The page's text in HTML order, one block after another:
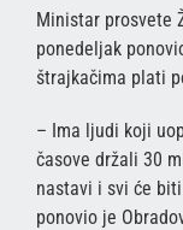
Ministar prosvete
ponedeljak
štrajkačima plati
– Ima ljudi koji
časove držali 30
nastavi i svi će
ponovio je